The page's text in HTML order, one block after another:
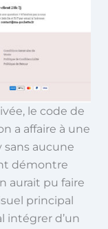
le code de
a affaire à une
aucune
démontre
aurait pu faire
principal
intégrer d’un